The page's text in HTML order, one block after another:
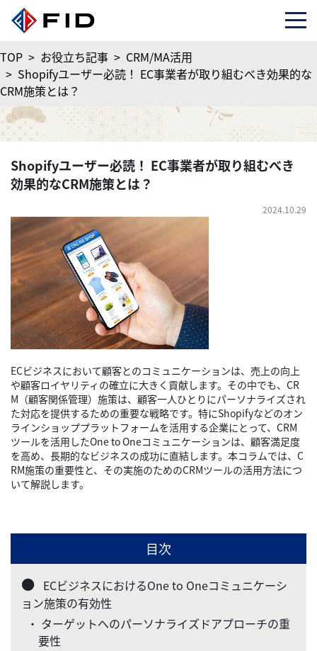
TOP > お役立ち記事 > CRM/MA活用
> Shopifyユーザー必読！ EC事業者が取り組むべき効果的な
CRM施策とは？
Shopifyユーザー必読！ EC事業者が取り組むべき
効果的なCRM施策とは？
2024.10.29
ECビジネスにおいて顧客とのコミュニケーションは、売上の向上
や顧客ロイヤリティの確立に大きく貢献します。その中でも、CR
M（顧客関係管理）施策は、顧客一人ひとりにパーソナライズされ
た対応を提供するための重要な戦略です。特にShopifyなどのオン
ラインショッププラットフォームを活用する企業にとって、CRM
ツールを活用したOne to Oneコミュニケーションは、顧客満足度
を高め、長期的なビジネスの成功に直結します。本コラムでは、C
RM施策の重要性と、その実施のためのCRMツールの活用方法につ
いて解説します。
目次
ECビジネスにおけるOne to Oneコミュニケーシ
ョン施策の有効性
・ ターゲットへのパーソナライズドアプローチの重
要性